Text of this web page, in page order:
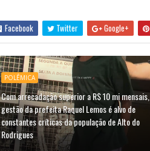
Facebook Twitter Google+
POLÊMICA
Com arrecadação superior a R$ 10 mi mensais,
gestão da prefeita Raquel Lemos é alvo de
constantes críticas da população de Alto do
Rodrigues